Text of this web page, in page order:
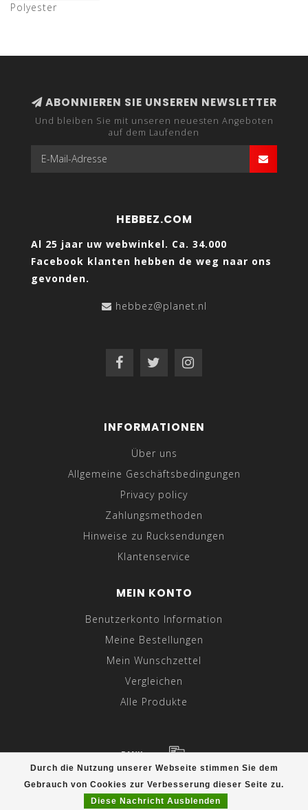
Polyester
Durch die Nutzung unserer Webseite stimmen Sie dem
Gebrauch von Cookies zur Verbesserung dieser Seite zu.
Diese Nachricht Ausblenden
ABONNIEREN SIE UNSEREN NEWSLETTER
Und bleiben Sie mit unseren neuesten Angeboten
auf dem Laufenden
HEBBEZ.COM
Al 25 jaar uw webwinkel. Ca. 34.000
Facebook klanten hebben de weg naar ons
gevonden.
hebbez@planet.nl
INFORMATIONEN
Über uns
Allgemeine Geschäftsbedingungen
Privacy policy
Zahlungsmethoden
Hinweise zu Rucksendungen
Klantenservice
MEIN KONTO
Benutzerkonto Information
Meine Bestellungen
Mein Wunschzettel
Vergleichen
Alle Produkte
© Copyright 2026 Hebbez.com - Powered byLightspeed-
Theme byDyvelopment